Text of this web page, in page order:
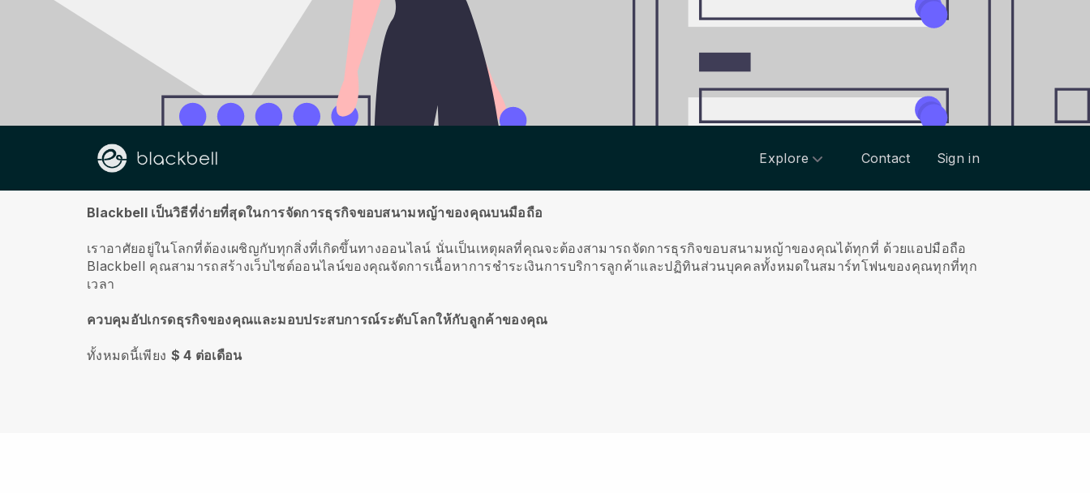
Explore Contact Sign in
เกี่ยวกับเรา
Blackbell เป็นวิธีที่ง่ายที่สุดในการจัดการธุรกิจขอบสนามหญ้าของคุณบนมือถือ
เราอาศัยอยู่ในโลกที่ต้องเผชิญกับทุกสิ่งที่เกิดขึ้นทางออนไลน์ นั่นเป็นเหตุผลที่คุณจะต้องสามารถจัดการธุรกิจขอบสนามหญ้าของคุณได้ทุกที่ ด้วยแอปมือถือ
Blackbell คุณสามารถสร้างเว็บไซต์ออนไลน์ของคุณจัดการเนื้อหาการชำระเงินการบริการลูกค้าและปฏิทินส่วนบุคคลทั้งหมดในสมาร์ทโฟนของคุณทุกที่ทุก
เวลา
ควบคุมอัปเกรดธุรกิจของคุณและมอบประสบการณ์ระดับโลกให้กับลูกค้าของคุณ
ทั้งหมดนี้เพียง $ 4 ต่อเดือน